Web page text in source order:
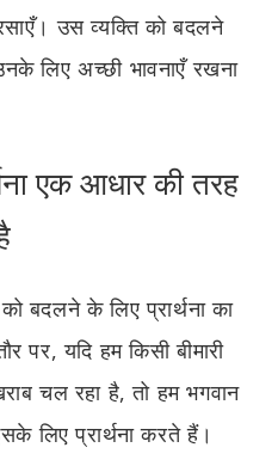
उस व्यक्ति को बदलने
लिए अच्छी भावनाएँ रखना
एक आधार की तरह
बदलने के लिए प्रार्थना का
पर, यदि हम किसी बीमारी
चल रहा है, तो हम भगवान
लिए प्रार्थना करते हैं।